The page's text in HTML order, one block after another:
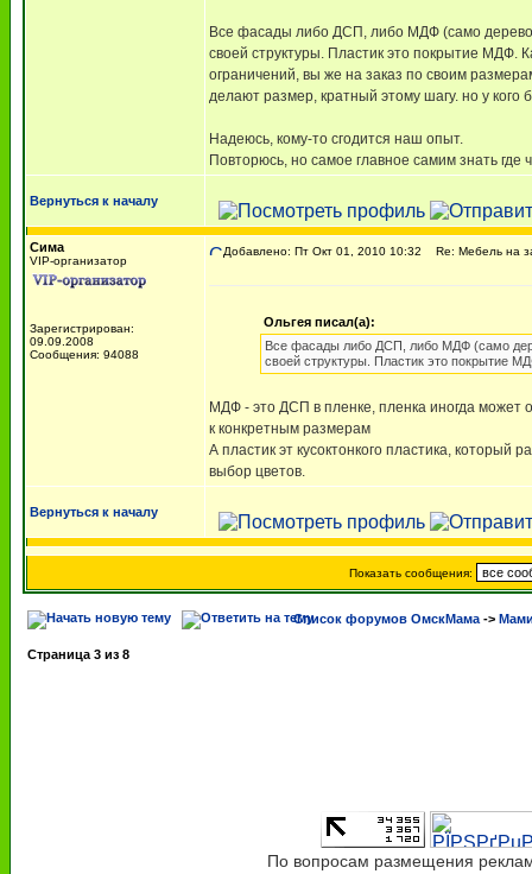
Все фасады либо ДСП, либо МДФ (само
своей структуры. Пластик это покрытие МДФ.
ограничений, вы же на заказ по своим
делают размер, кратный этому шагу. но у
Надеюсь, кому-то сгодится наш опыт.
Повторюсь, но самое главное самим знать где
Вернуться к началу
Сима
VIP-организатор
Зарегистрирован:
09.09.2008
Сообщения: 94088
Добавлено: Пт Окт 01, 2010 10:32 Re: Мебель на
Ольгея писал(а):
Все фасады либо ДСП, либо МДФ (само
своей структуры. Пластик это покрытие
МДФ - это ДСП в пленке, пленка иногда может
к конкретным размерам
А пластик эт кусоктонкого пластика,
выбор цветов.
Вернуться к началу
Показать сообщения:
Список форумов ОмскМама ->
Страница 3 из 8
По вопросам размещения